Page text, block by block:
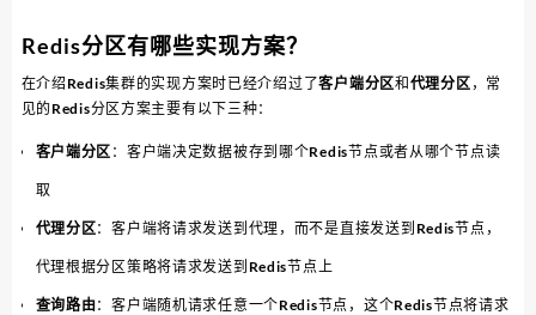
Redis分区有哪些实现方案？
在介绍Redis集群的实现方案时已经介绍过了客户端分区和代理分区 ，常
见的Redis分区方案主要有以下三种：
客户端分区 ：客户端决定数据被存到哪个Redis节点或者从哪个节点读
取
代理分区：客户端将请求发送到代理，而不是直接发送到Redis节点，
代理根据分区策略将请求发送到Redis节点上
查询路由：客户端随机请求任意一个Redis节点，这个Redis节点将请求